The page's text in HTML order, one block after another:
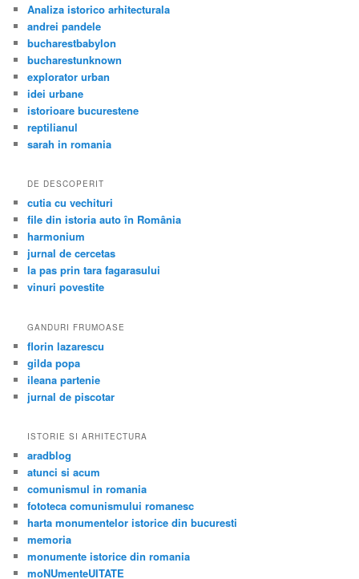
Analiza istorico arhitecturala
andrei pandele
bucharestbabylon
bucharestunknown
explorator urban
idei urbane
istorioare bucurestene
reptilianul
sarah in romania
DE DESCOPERIT
cutia cu vechituri
file din istoria auto în România
harmonium
jurnal de cercetas
la pas prin tara fagarasului
vinuri povestite
GANDURI FRUMOASE
florin lazarescu
gilda popa
ileana partenie
jurnal de piscotar
ISTORIE SI ARHITECTURA
aradblog
atunci si acum
comunismul in romania
fototeca comunismului romanesc
harta monumentelor istorice din bucuresti
memoria
monumente istorice din romania
moNUmenteUITATE